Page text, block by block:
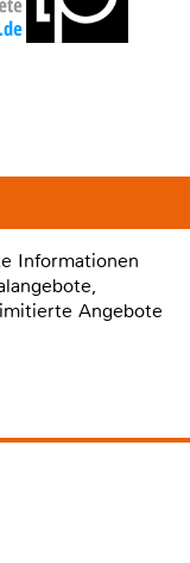
Informationen
Angebote